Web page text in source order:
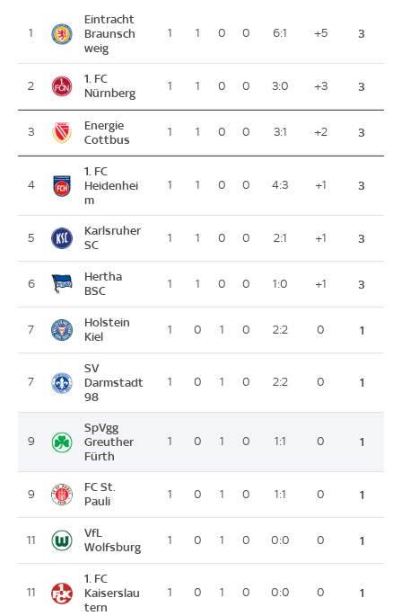
1
Eintracht
Braunsch
weig
1 1 0 0 6:1 +5 3
2
1. FC
Nürnberg
1 1 0 0 3:0 +3 3
3
Energie
Cottbus
1 1 0 0 3:1 +2 3
4
1. FC
Heidenhei
m
1 1 0 0 4:3 +1 3
5
Karlsruher
SC
1 1 0 0 2:1 +1 3
6
Hertha
BSC
1 1 0 0 1:0 +1 3
7
Holstein
Kiel
1 0 1 0 2:2 0 1
7
SV
Darmstadt
98
1 0 1 0 2:2 0 1
9
SpVgg
Greuther
Fürth
1 0 1 0 1:1 0 1
9
FC St.
Pauli
1 0 1 0 1:1 0 1
11
VfL
Wolfsburg
1 0 1 0 0:0 0 1
11
1. FC
Kaiserslau
tern
1 0 1 0 0:0 0 1